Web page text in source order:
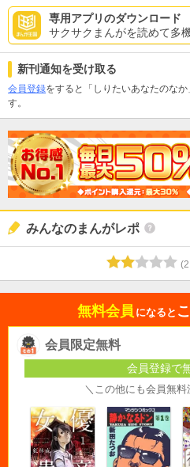
専用アプリのダウンロード
サクサクまんがを読めて多
新刊通知を受け取る
会員登録をすると「しりたいあなたのな
す。
みんなのまんがレポ
(
無料会員 になると
会員限定無料
会員登録で
＼この他にも会員無料